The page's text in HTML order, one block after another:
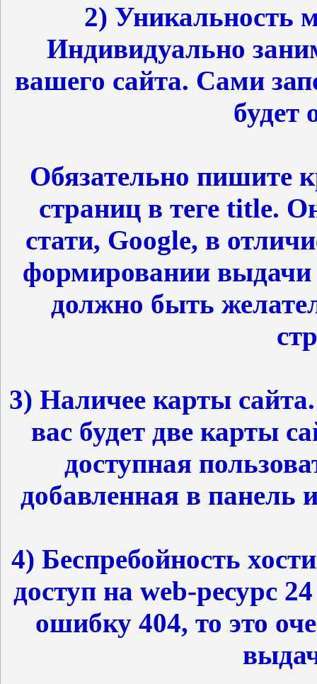
2) Уникальность
Индивидуально
вашего сайта. Сами
будет
Обязательно пишите
страниц в теге title.
стати, Google, в
формировании выдачи
должно быть
3) Наличее карты
вас будет две карты
доступная
добавленная в панель
4) Беспребойность
доступ на web-ресурс
ошибку 404, то это